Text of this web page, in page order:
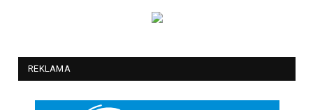
REKLAMA